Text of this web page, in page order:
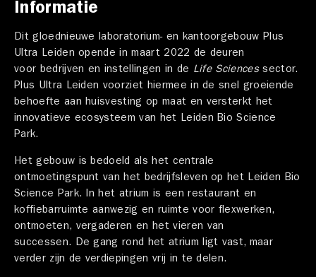
Informatie
Dit gloednieuwe laboratorium- en kantoorgebouw Plus
Ultra Leiden opende in maart 2022 de deuren
voor bedrijven en instellingen in de Life Sciencessector.
Plus Ultra Leiden voorziet hiermee in de snel groeiende
behoefte aan huisvesting op maat en versterkt het
innovatieve ecosysteem van het Leiden Bio Science
Park.
Het gebouw is bedoeld als het centrale
ontmoetingspunt van het bedrijfsleven op het Leiden Bio
Science Park. In het atrium is een restaurant en
koffiebarruimte aanwezig en ruimte voor flexwerken,
ontmoeten, vergaderen en het vieren van
successen. De gang rond het atrium ligt vast, maar
verder zijn de verdiepingen vrij in te delen.